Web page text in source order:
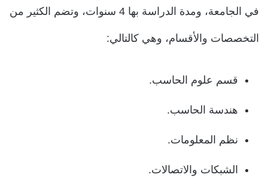
في الجامعة، ومدة الدراسة بها 4 سنوات، وتضم الكثير من
التخصصات والأقسام، وهي كالتالي:
قسم علوم الحاسب.
هندسة الحاسب.
نظم المعلومات.
الشبكات والاتصالات.